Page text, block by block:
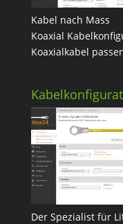
Kabel nach Mass
Koaxial
Koaxialkabel
Der Spezialist für